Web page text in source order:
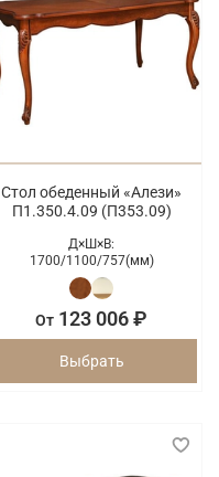
Стол обеденный «Алези»
П1.350.4.09 (П353.09)
Д×Ш×В:
1700/1100/757(мм)
От 123 006 ₽
Выбрать